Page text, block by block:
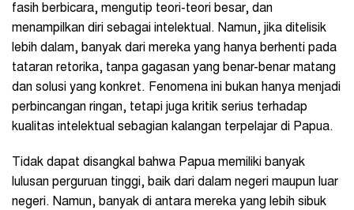
fasih berbicara, mengutip teori-teori besar, dan
menampilkan diri sebagai intelektual. Namun, jika ditelisik
lebih dalam, banyak dari mereka yang hanya berhenti pada
tataran retorika, tanpa gagasan yang benar-benar matang
dan solusi yang konkret. Fenomena ini bukan hanya menjadi
perbincangan ringan, tetapi juga kritik serius terhadap
kualitas intelektual sebagian kalangan terpelajar di Papua.
Tidak dapat disangkal bahwa Papua memiliki banyak
lulusan perguruan tinggi, baik dari dalam negeri maupun luar
negeri. Namun, banyak di antara mereka yang lebih sibuk